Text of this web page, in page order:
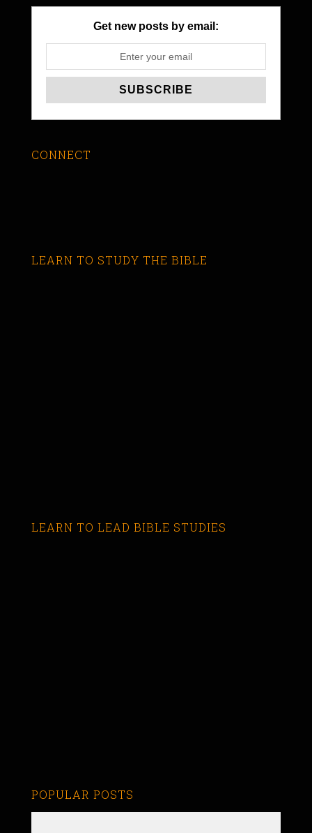
Get new posts by email:
CONNECT
LEARN TO STUDY THE BIBLE
LEARN TO LEAD BIBLE STUDIES
POPULAR POSTS